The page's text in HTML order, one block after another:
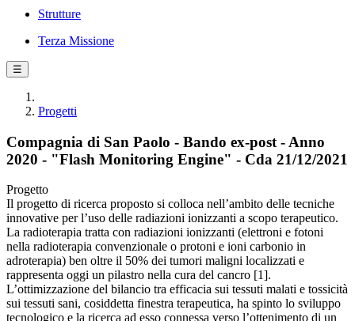
Strutture
Terza Missione
☰
Progetti
Compagnia di San Paolo - Bando ex-post - Anno
2020 - "Flash Monitoring Engine" - Cda 21/12/2021
Progetto
Il progetto di ricerca proposto si colloca nell’ambito delle tecniche
innovative per l’uso delle radiazioni ionizzanti a scopo terapeutico.
La radioterapia tratta con radiazioni ionizzanti (elettroni e fotoni
nella radioterapia convenzionale o protoni e ioni carbonio in
adroterapia) ben oltre il 50% dei tumori maligni localizzati e
rappresenta oggi un pilastro nella cura del cancro [1].
L’ottimizzazione del bilancio tra efficacia sui tessuti malati e tossicità
sui tessuti sani, cosiddetta finestra terapeutica, ha spinto lo sviluppo
tecnologico e la ricerca ad esso connessa verso l’ottenimento di un